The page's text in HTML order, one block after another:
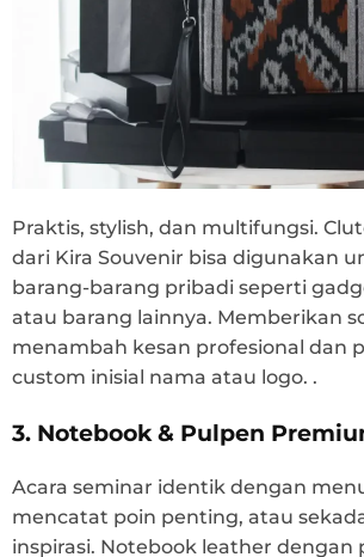
Praktis, stylish, dan multifungsi.
dari Kira Souvenir bisa digunakan
barang-barang pribadi seperti
atau barang lainnya. Memberikan
menambah kesan profesional dan
custom inisial nama atau logo. .
3. Notebook & Pulpen
Acara seminar identik dengan
mencatat poin penting, atau
inspirasi. Notebook leather dengan